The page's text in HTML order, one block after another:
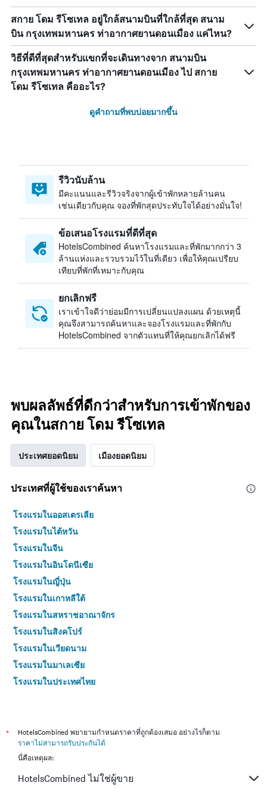
สกาย โดม รีโซเทล อยู่ใกล้สนามบินที่ใกล้ที่สุด สนาม
บิน กรุงเทพมหานคร ท่าอากาศยานดอนเมือง แค่ไหน?
วิธีที่ดีที่สุดสำหรับแขกที่จะเดินทางจาก สนามบิน
กรุงเทพมหานคร ท่าอากาศยานดอนเมือง ไป สกาย
โดม รีโซเทล คืออะไร?
ดูคำถามที่พบบ่อยมากขึ้น
รีวิวนับล้าน
มีคะแนนและรีวิวจริงจากผู้เข้าพักหลายล้านคน
เช่นเดียวกับคุณ จองที่พักสุดประทับใจได้อย่างมั่นใจ!
ข้อเสนอโรงแรมที่ดีที่สุด
HotelsCombined ค้นหาโรงแรมและที่พักมากกว่า 3
ล้านแห่งและรวบรวมไว้ในที่เดียว เพื่อให้คุณเปรียบ
เทียบที่พักที่เหมาะกับคุณ
ยกเลิกฟรี
เราเข้าใจดีว่าย่อมมีการเปลี่ยนแปลงแผน ด้วยเหตุนี้
คุณจึงสามารถค้นหาและจองโรงแรมและที่พักกับ
HotelsCombined จากตัวแทนที่ให้คุณยกเลิกได้ฟรี
พบผลลัพธ์ที่ดีกว่าสำหรับการเข้าพักของ
คุณในสกาย โดม รีโซเทล
ประเทศยอดนิยม เมืองยอดนิยม
ประเทศที่ผู้ใช้ของเราค้นหา
โรงแรมในออสเตรเลีย
โรงแรมในไต้หวัน
โรงแรมในจีน
โรงแรมในอินโดนีเซีย
โรงแรมในญี่ปุ่น
โรงแรมในเกาหลีใต้
โรงแรมในสหราชอาณาจักร
โรงแรมในสิงคโปร์
โรงแรมในเวียดนาม
โรงแรมในมาเลเซีย
โรงแรมในประเทศไทย
*
HotelsCombined พยายามกำหนดราคาที่ถูกต้องเสมอ อย่างไรก็ตาม
ราคาไม่สามารถรับประกันได้
นี่คือเหตุผล:
HotelsCombined ไม่ใช่ผู้ขาย